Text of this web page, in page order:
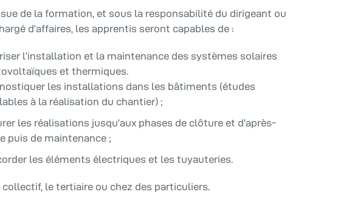
de la formation, et sous la responsabilité du dirigeant ou
d’affaires, les apprentis seront capables de :
l’installation et la maintenance des systèmes solaires
et thermiques.
les installations dans les bâtiments (études
à la réalisation du chantier) ;
les réalisations jusqu’aux phases de clôture et d’après-
puis de maintenance ;
les éléments électriques et les tuyauteries.
le tertiaire ou chez des particuliers.